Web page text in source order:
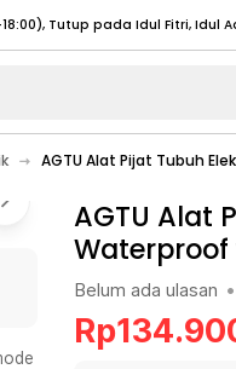
Tutup pada Idul Fitri
- 17:00) Selengkapnya
- 17:00)Selengkapnya
20:00), Tutup pada Idul Fitri
Tutup pada Idul Fitri
AGTU Alat Pijat Tubuh
AGTU Alat
Waterproof
Belum ada ulasan •
Rp